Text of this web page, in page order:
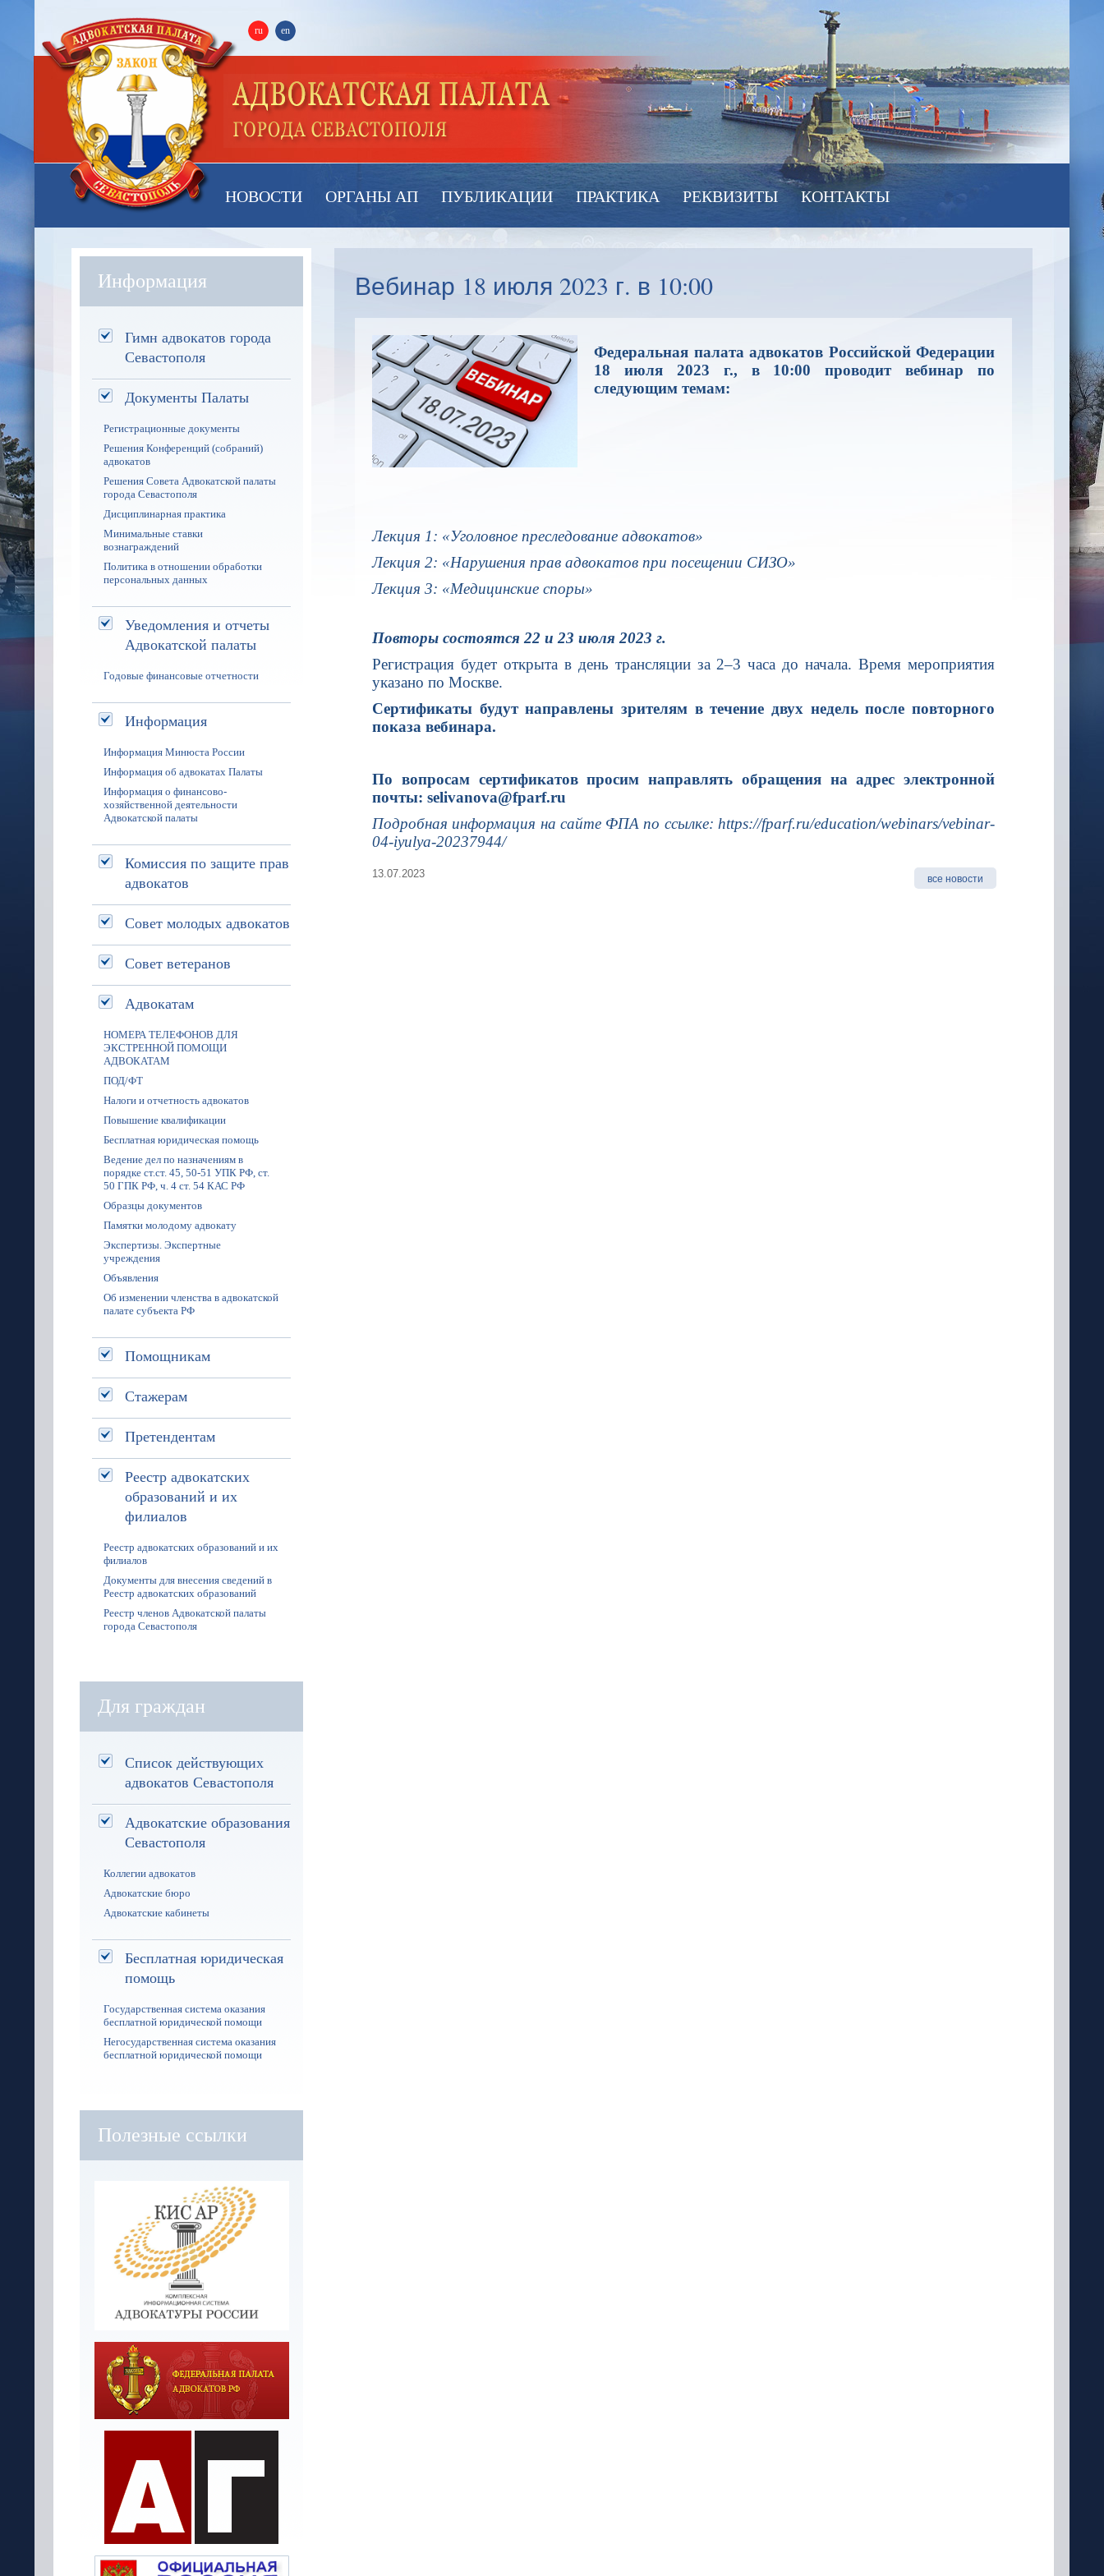
ru en
НОВОСТИ ОРГАНЫ АП ПУБЛИКАЦИИ ПРАКТИКА РЕКВИЗИТЫ КОНТАКТЫ
Вебинар 18 июля 2023 г. в 10:00
Федеральная палата адвокатов Российской Федерации
18 июля 2023 г., в 10:00 проводит вебинар по
следующим темам:
Лекция 1: «Уголовное преследование адвокатов»
Лекция 2: «Нарушения прав адвокатов при посещении СИЗО»
Лекция 3: «Медицинские споры»
Повторы состоятся 22 и 23 июля 2023 г.
Регистрация будет открыта в день трансляции за 2–3 часа до начала. Время мероприятия
указано по Москве.
Сертификаты будут направлены зрителям в течение двух недель после повторного
показа вебинара.
По вопросам сертификатов просим направлять обращения на адрес электронной
почты: selivanova@fparf.ru
Подробная информация на сайте ФПА по ссылке: https://fparf.ru/education/webinars/vebinar-
04-iyulya-20237944/
все новости
13.07.2023
Информация
Гимн адвокатов города
Севастополя
Документы Палаты
Регистрационные документы
Решения Конференций (собраний)
адвокатов
Решения Совета Адвокатской палаты
города Севастополя
Дисциплинарная практика
Минимальные ставки
вознаграждений
Политика в отношении обработки
персональных данных
Уведомления и отчеты
Адвокатской палаты
Годовые финансовые отчетности
Информация
Информация Минюста России
Информация об адвокатах Палаты
Информация о финансово-
хозяйственной деятельности
Адвокатской палаты
Комиссия по защите прав
адвокатов
Совет молодых адвокатов
Совет ветеранов
Адвокатам
НОМЕРА ТЕЛЕФОНОВ ДЛЯ
ЭКСТРЕННОЙ ПОМОЩИ
АДВОКАТАМ
ПОД/ФТ
Налоги и отчетность адвокатов
Повышение квалификации
Бесплатная юридическая помощь
Ведение дел по назначениям в
порядке ст.ст. 45, 50-51 УПК РФ, ст.
50 ГПК РФ, ч. 4 ст. 54 КАС РФ
Образцы документов
Памятки молодому адвокату
Экспертизы. Экспертные
учреждения
Объявления
Об изменении членства в адвокатской
палате субъекта РФ
Помощникам
Стажерам
Претендентам
Реестр адвокатских
образований и их
филиалов
Реестр адвокатских образований и их
филиалов
Документы для внесения сведений в
Реестр адвокатских образований
Реестр членов Адвокатской палаты
города Севастополя
Для граждан
Список действующих
адвокатов Севастополя
Адвокатские образования
Севастополя
Коллегии адвокатов
Адвокатские бюро
Адвокатские кабинеты
Бесплатная юридическая
помощь
Государственная система оказания
бесплатной юридической помощи
Негосударственная система оказания
бесплатной юридической помощи
Полезные ссылки